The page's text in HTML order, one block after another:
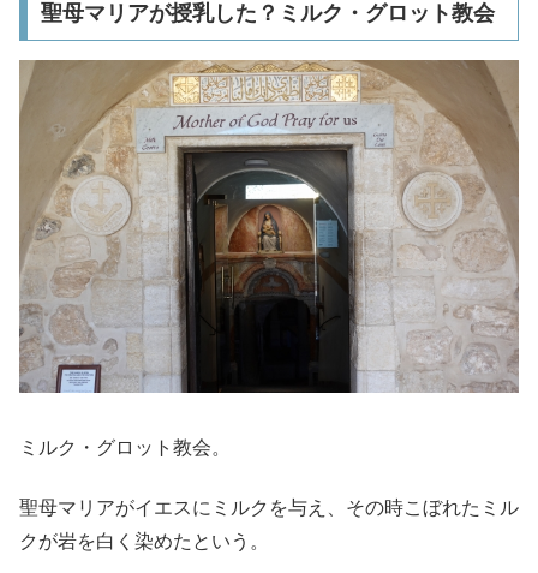
聖母マリアが授乳した？ミルク・グロット教会
ミルク・グロット教会。
聖母マリアがイエスにミルクを与え、その時こぼれたミル
クが岩を白く染めたという。